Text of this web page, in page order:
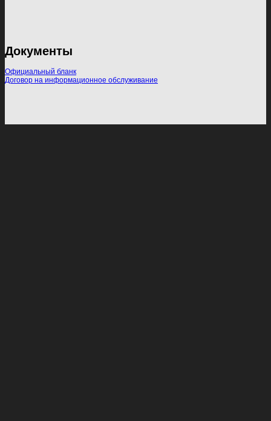
Документы
Официальный бланк
Договор на информационное обслуживание